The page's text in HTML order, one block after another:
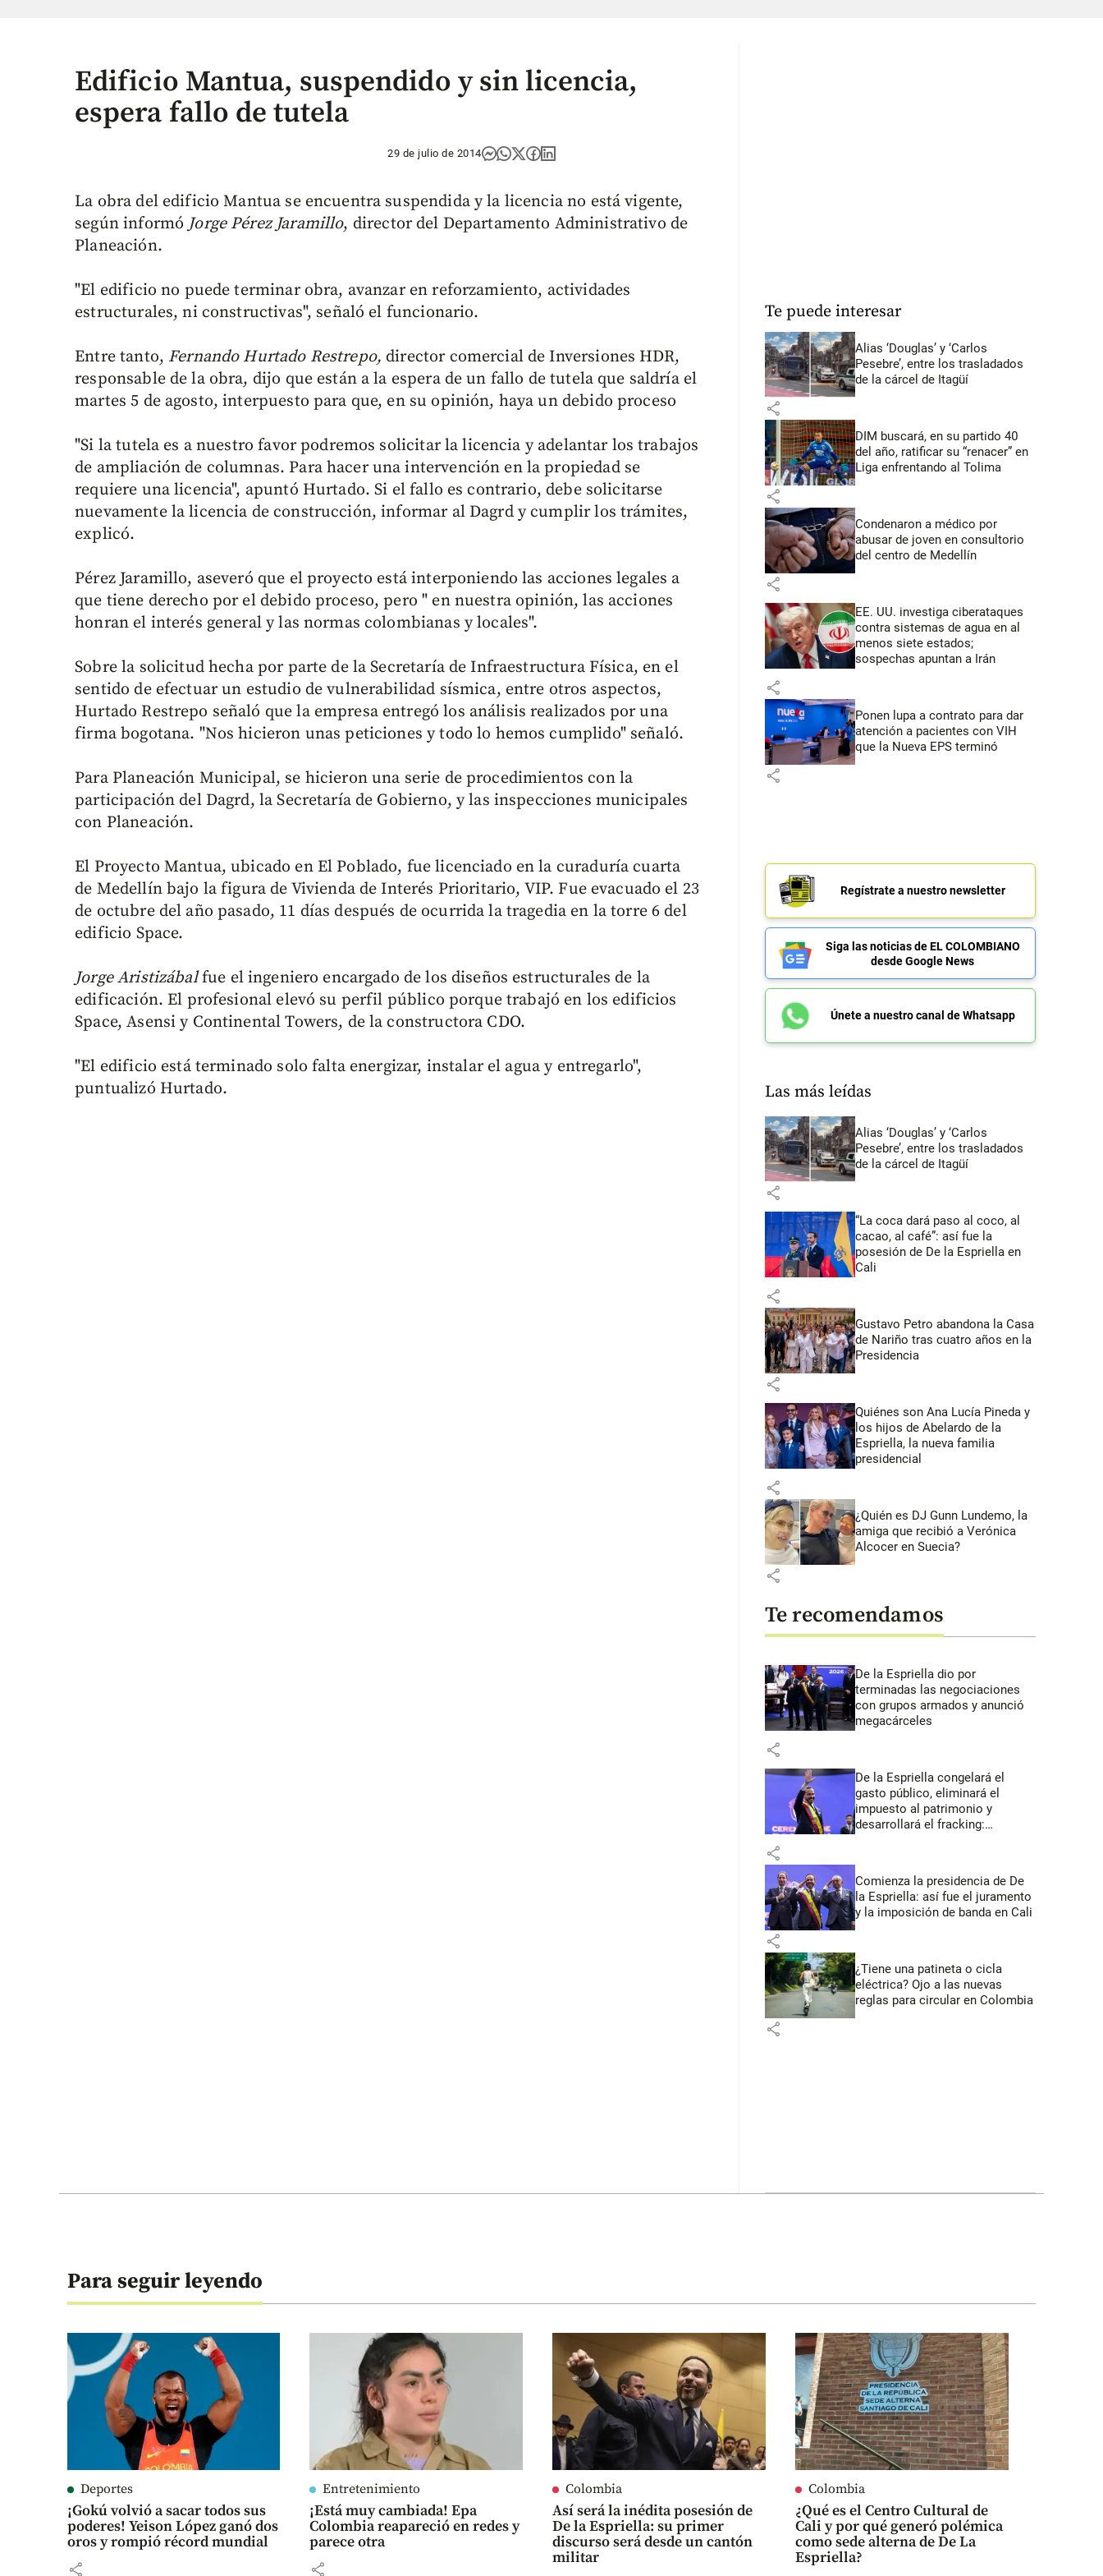
Edificio Mantua, suspendido y sin licencia,
espera fallo de tutela
29 de julio de 2014
La obra del edificio Mantua se encuentra suspendida y la licencia no está vigente,
según informóJorge Pérez Jaramillo, director del Departamento Administrativo de
Planeación.
"El edificio no puede terminar obra, avanzar en reforzamiento, actividades
estructurales, ni constructivas", señaló el funcionario.
Entre tanto, Fernando Hurtado Restrepo, director comercial de Inversiones HDR,
responsable de la obra, dijo que están a la espera de un fallo de tutela que saldría el
martes 5 de agosto, interpuesto para que, en su opinión, haya un debido proceso
"Si la tutela es a nuestro favor podremos solicitar la licencia y adelantar los trabajos
de ampliación de columnas. Para hacer una intervención en la propiedad se
requiere una licencia", apuntó Hurtado. Si el fallo es contrario, debe solicitarse
nuevamente la licencia de construcción, informar al Dagrd y cumplir los trámites,
explicó.
Pérez Jaramillo, aseveró que el proyecto está interponiendo las acciones legales a
que tiene derecho por el debido proceso, pero " en nuestra opinión, las acciones
honran el interés general y las normas colombianas y locales".
Sobre la solicitud hecha por parte de la Secretaría de Infraestructura Física, en el
sentido de efectuar un estudio de vulnerabilidad sísmica, entre otros aspectos,
Hurtado Restrepo señaló que la empresa entregó los análisis realizados por una
firma bogotana. "Nos hicieron unas peticiones y todo lo hemos cumplido" señaló.
Para Planeación Municipal, se hicieron una serie de procedimientos con la
participación del Dagrd, la Secretaría de Gobierno, y las inspecciones municipales
con Planeación.
El Proyecto Mantua, ubicado en El Poblado, fue licenciado en la curaduría cuarta
de Medellín bajo la figura de Vivienda de Interés Prioritario, VIP. Fue evacuado el 23
de octubre del año pasado, 11 días después de ocurrida la tragedia en la torre 6 del
edificio Space.
Jorge Aristizábalfue el ingeniero encargado de los diseños estructurales de la
edificación. El profesional elevó su perfil público porque trabajó en los edificios
Space, Asensi y Continental Towers, de la constructora CDO.
"El edificio está terminado solo falta energizar, instalar el agua y entregarlo",
puntualizó Hurtado.
Te puede interesar
Alias ‘Douglas’ y ‘Carlos
Pesebre’, entre los trasladados
de la cárcel de Itagüí
share
DIM buscará, en su partido 40
del año, ratificar su “renacer” en
Liga enfrentando al Tolima
share
Condenaron a médico por
abusar de joven en consultorio
del centro de Medellín
share
EE. UU. investiga ciberataques
contra sistemas de agua en al
menos siete estados;
sospechas apuntan a Irán
share
Ponen lupa a contrato para dar
atención a pacientes con VIH
que la Nueva EPS terminó
share
Regístrate a nuestro newsletter
Siga las noticias de EL COLOMBIANO
desde Google News
Únete a nuestro canal de Whatsapp
Las más leídas
Alias ‘Douglas’ y ‘Carlos
Pesebre’, entre los trasladados
de la cárcel de Itagüí
share
“La coca dará paso al coco, al
cacao, al café”: así fue la
posesión de De la Espriella en
Cali
share
Gustavo Petro abandona la Casa
de Nariño tras cuatro años en la
Presidencia
share
Quiénes son Ana Lucía Pineda y
los hijos de Abelardo de la
Espriella, la nueva familia
presidencial
share
¿Quién es DJ Gunn Lundemo, la
amiga que recibió a Verónica
Alcocer en Suecia?
share
Te recomendamos
De la Espriella dio por
terminadas las negociaciones
con grupos armados y anunció
megacárceles
share
De la Espriella congelará el
gasto público, eliminará el
impuesto al patrimonio y
desarrollará el fracking:
share
Comienza la presidencia de De
la Espriella: así fue el juramento
y la imposición de banda en Cali
share
¿Tiene una patineta o cicla
eléctrica? Ojo a las nuevas
reglas para circular en Colombia
share
Para seguir leyendo
Deportes
¡Gokú volvió a sacar todos sus
poderes! Yeison López ganó dos
oros y rompió récord mundial
share
Entretenimiento
¡Está muy cambiada! Epa
Colombia reapareció en redes y
parece otra
share
Colombia
Así será la inédita posesión de
De la Espriella: su primer
discurso será desde un cantón
militar
Colombia
¿Qué es el Centro Cultural de
Cali y por qué generó polémica
como sede alterna de De La
Espriella?